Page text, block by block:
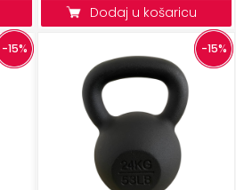
Dodaj u košaricu
-15% -15%